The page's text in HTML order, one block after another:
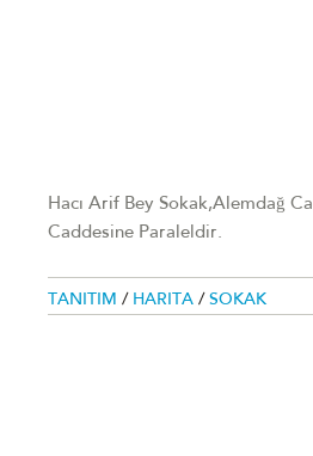
Hacı Arif Bey Sokak,Alemdağ
Caddesine Paraleldir.
TANITIM / HARITA / SOKAK